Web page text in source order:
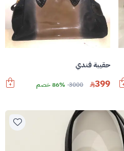
حقيبة فندي
399
3000 86% خصم